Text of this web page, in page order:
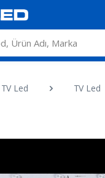
TV Led TV Led